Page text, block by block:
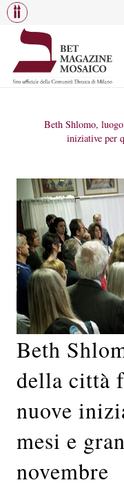
Beth Shlomo,
iniziative per
Beth
della città
nuove
mesi e
novembre